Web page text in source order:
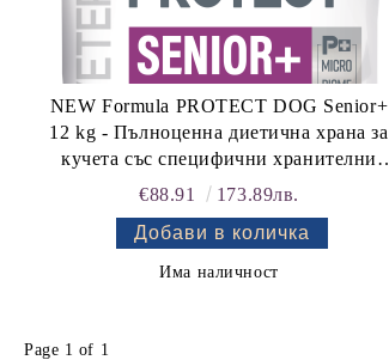
NEW Formula PROTECT DOG Senior+
12 kg - Пълноценна диетична храна за
кучета със специфични хранителни
потребности: "Подпомагане на
остеоартроза". "Подпомагане на
сърдечната дейност при хронична
€88.91 173.89лв.
Има наличност
Page 1 of 1